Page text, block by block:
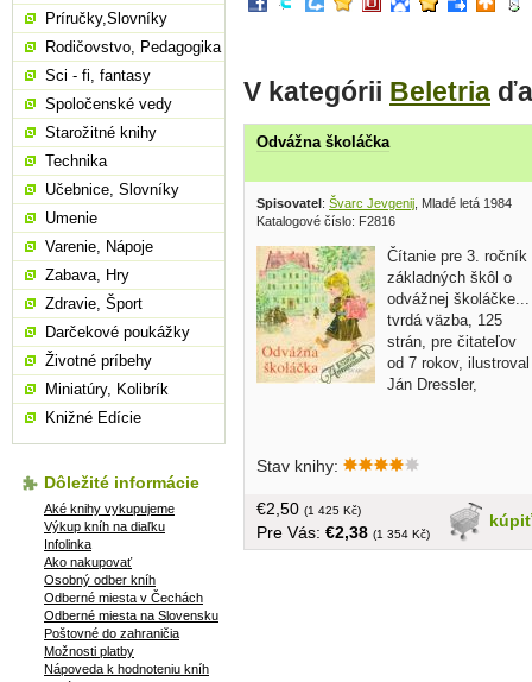
V kategórii Beletria
Odvážna školáčka
Spisovatel: Švarc Jevgenij , Mladé letá 1984
Katalogové číslo: F2816
Čítanie pre 3. ročník
základných škôl o
odvážnej školáčke...
tvrdá väzba, 125
strán, pre čitateľov
od 7 rokov, ilustroval
Ján Dressler,
Stav knihy:
kúpiť
€2,50 (1 425 Kč)
Pre Vás: €2,38 (1 354 Kč)
Príručky,Slovníky
Rodičovstvo, Pedagogika
Sci - fi, fantasy
Spoločenské vedy
Starožitné knihy
Technika
Učebnice, Slovníky
Umenie
Varenie, Nápoje
Zabava, Hry
Zdravie, Šport
Darčekové poukážky
Životné príbehy
Miniatúry, Kolibrík
Knižné Edície
Dôležité informácie
Aké knihy vykupujeme
Výkup kníh na diaľku
Infolinka
Ako nakupovať
Osobný odber kníh
Odberné miesta v Čechách
Odberné miesta na Slovensku
Poštovné do zahraničia
Možnosti platby
Nápoveda k hodnoteniu kníh